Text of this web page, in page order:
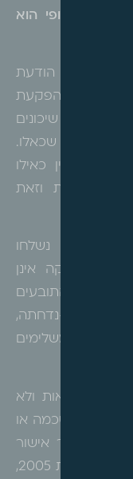
הסופי הוא
העדר הודעת
וציין כי הפקעת
המקרקעין בדרך הקבועה בסעיף 5(ב) בחוק שיכונים
הודעות שכאלו.
כאילו
פורמליות וזאת
שלא נשלחו
החזקה אינן
כן טענת התובעים
על פי דין-נדחתה,
הזכויות משלימים
את העסקאות ולא
דמי הסכמה או
בהיעדר אישור
והשלמת רישום. בנוסף, חוזה החכירה פקע בשנת 2005,